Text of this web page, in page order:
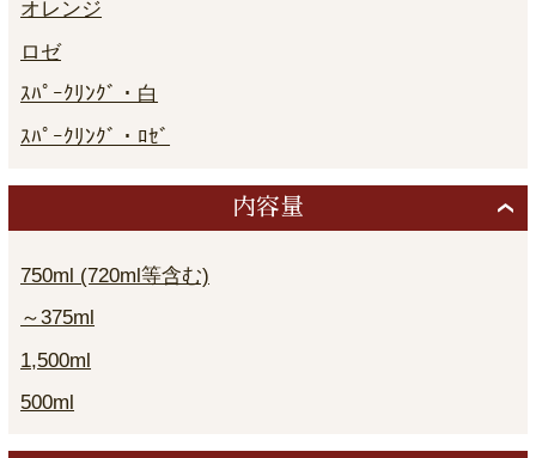
オレンジ
ロゼ
ｽﾊﾟｰｸﾘﾝｸﾞ・白
ｽﾊﾟｰｸﾘﾝｸﾞ・ﾛｾﾞ
内容量
750ml (720ml等含む)
～375ml
1,500ml
500ml